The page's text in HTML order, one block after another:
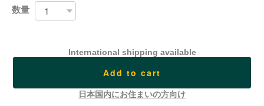
数量
International shipping available
Add to cart
日本国内にお住まいの方向け